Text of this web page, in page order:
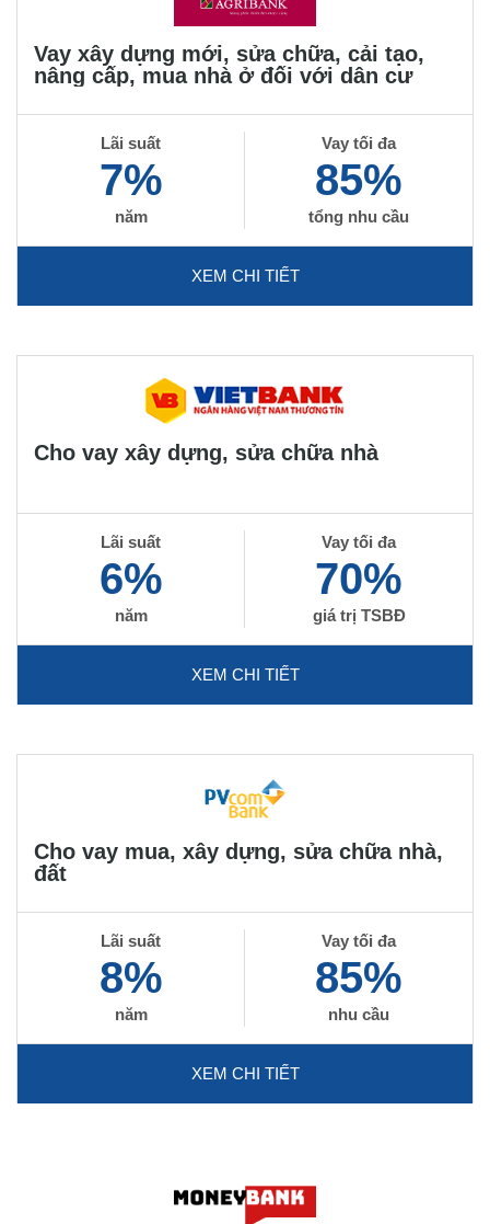
Vay xây dựng mới, sửa chữa, cải tạo,
nâng cấp, mua nhà ở đối với dân cư
Lãi suất
7%
năm
Vay tối đa
85%
tổng nhu cầu
XEM CHI TIẾT
Cho vay xây dựng, sửa chữa nhà
Lãi suất
6%
năm
Vay tối đa
70%
giá trị TSBĐ
XEM CHI TIẾT
Cho vay mua, xây dựng, sửa chữa nhà,
đất
Lãi suất
8%
năm
Vay tối đa
85%
nhu cầu
XEM CHI TIẾT